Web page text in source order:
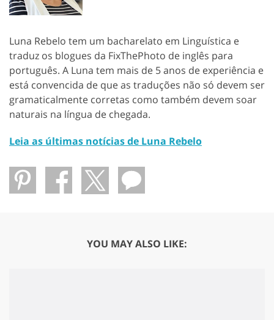
Luna Rebelo tem um bacharelato em Linguística e
traduz os blogues da FixThePhoto de inglês para
português. A Luna tem mais de 5 anos de experiência e
está convencida de que as traduções não só devem ser
gramaticalmente corretas como também devem soar
naturais na língua de chegada.
Leia as últimas notícias de Luna Rebelo
YOU MAY ALSO LIKE: